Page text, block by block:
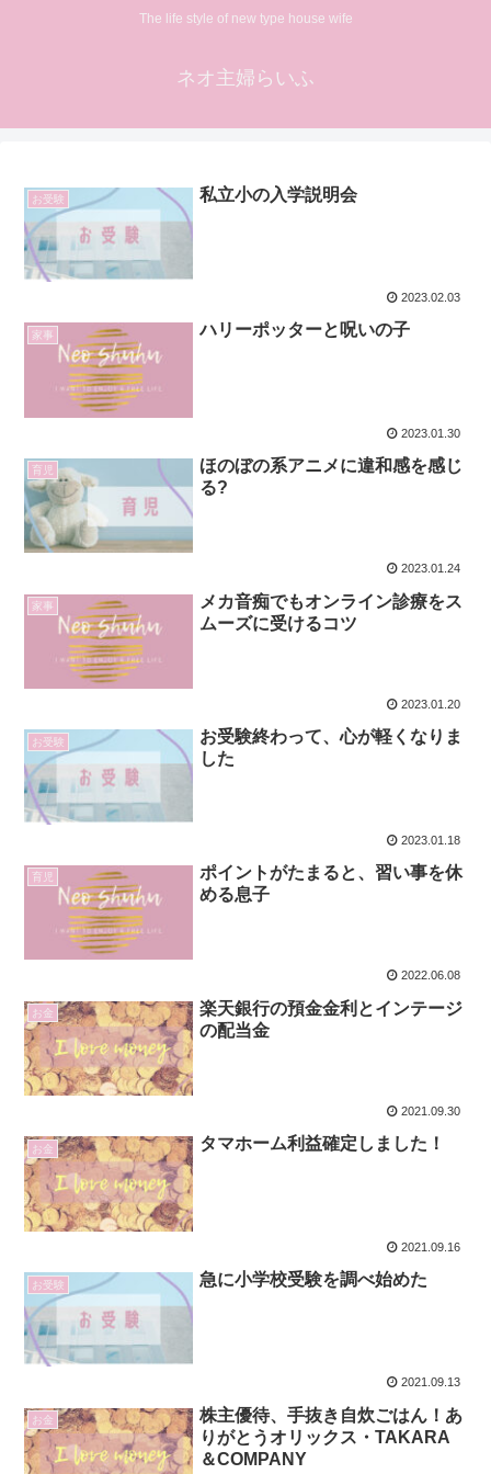
The life style of new type house wife
ネオ主婦らいふ
お受験 私立小の入学説明会
2023.02.03
家事 ハリーポッターと呪いの子
2023.01.30
育児
ほのぼの系アニメに違和感を感じ
る?
2023.01.24
家事
メカ音痴でもオンライン診療をス
ムーズに受けるコツ
2023.01.20
お受験
お受験終わって、心が軽くなりま
した
2023.01.18
育児
ポイントがたまると、習い事を休
める息子
2022.06.08
お金
楽天銀行の預金金利とインテージ
の配当金
2021.09.30
お金 タマホーム利益確定しました！
2021.09.16
お受験 急に小学校受験を調べ始めた
2021.09.13
お金
株主優待、手抜き自炊ごはん！あ
りがとうオリックス・TAKARA
＆COMPANY